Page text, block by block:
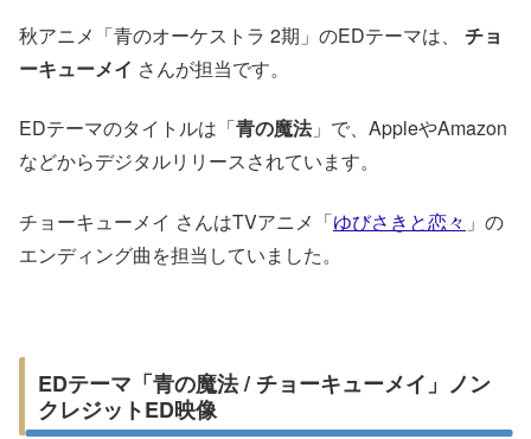
秋アニメ「青のオーケストラ 2期」のEDテーマは、 チョ
ーキューメイ さんが担当です。
EDテーマのタイトルは「青の魔法」で、AppleやAmazon
などからデジタルリリースされています。
チョーキューメイ さんはTVアニメ「ゆびさきと恋々 」の
エンディング曲を担当していました。
EDテーマ「青の魔法 / チョーキューメイ」ノン
クレジットED映像